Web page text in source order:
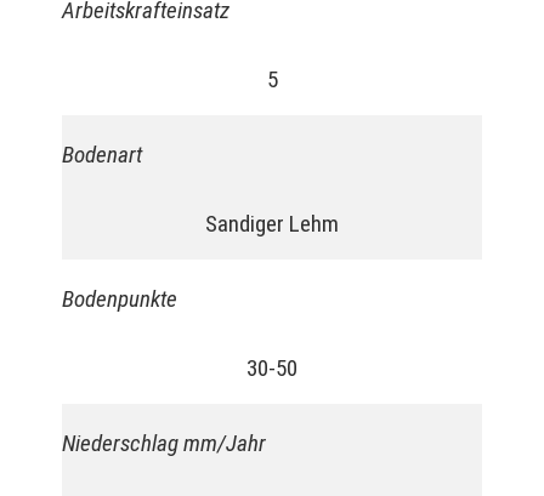
Arbeitskrafteinsatz
5
Bodenart
Sandiger Lehm
Bodenpunkte
30-50
Niederschlag mm/Jahr